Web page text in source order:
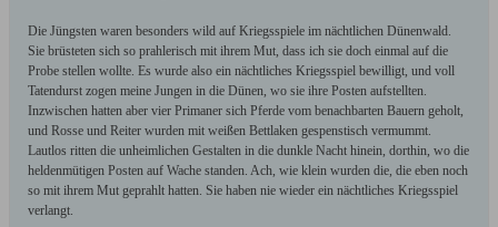
Die Jüngsten waren besonders wild auf Kriegsspiele im nächtlichen Dünenwald.
Sie brüsteten sich so prahlerisch mit ihrem Mut, dass ich sie doch einmal auf die
Probe stellen wollte. Es wurde also ein nächtliches Kriegsspiel bewilligt, und voll
Tatendurst zogen meine Jungen in die Dünen, wo sie ihre Posten aufstellten.
Inzwischen hatten aber vier Primaner sich Pferde vom benachbarten Bauern geholt,
und Rosse und Reiter wurden mit weißen Bettlaken gespenstisch vermummt.
Lautlos ritten die unheimlichen Gestalten in die dunkle Nacht hinein, dorthin, wo die
heldenmütigen Posten auf Wache standen. Ach, wie klein wurden die, die eben noch
so mit ihrem Mut geprahlt hatten. Sie haben nie wieder ein nächtliches Kriegsspiel
verlangt.